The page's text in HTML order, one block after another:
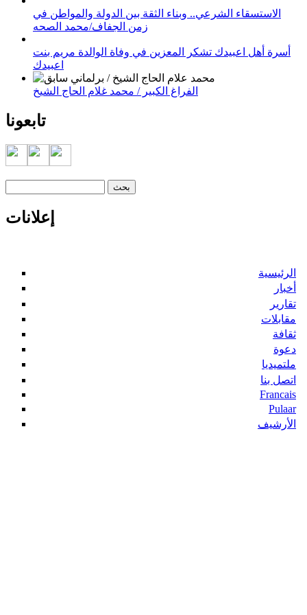
الاستسقاء الشرعي.. وبناء الثقة بين الدولة والمواطن في
زمن الجفاف/محمد الصحه
أسرة أهل اعبيدك تشكر المعزين في وفاة الوالدة مريم بنت
اعبيدك
الفراغ الكبير / محمد غلام الحاج الشيخ
تابعونا
إعلانات
الرئيسية
أخبار
تقارير
مقابلات
ثقافة
دعوة
ملتميديا
اتصل بنا
Francais
Pulaar
الأرشيف